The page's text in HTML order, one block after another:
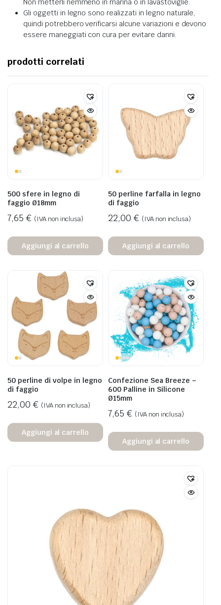
Non metterli nemmeno in marina o in lavastoviglie.
Gli oggetti in legno sono realizzati in legno naturale,
quindi potrebbero verificarsi alcune variazioni e devono
essere maneggiati con cura per evitare danni.
prodotti correlati
500 sfere in legno di
faggio Ø18mm
7,65 € (IVA non inclusa)
Aggiungi al carrello
50 perline farfalla in legno
di faggio
22,00 € (IVA non inclusa)
Aggiungi al carrello
50 perline di volpe in legno
di faggio
22,00 € (IVA non inclusa)
Aggiungi al carrello
Confezione Sea Breeze –
600 Palline in Silicone
Ø15mm
7,65 € (IVA non inclusa)
Aggiungi al carrello